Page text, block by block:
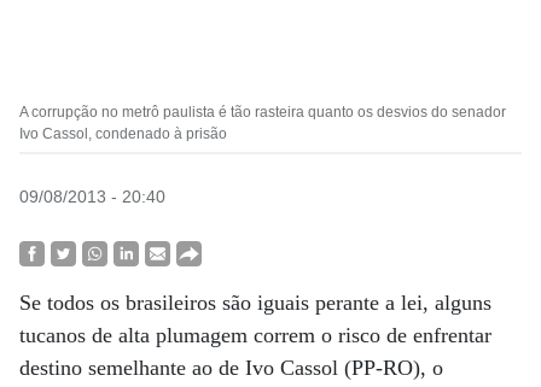
A corrupção no metrô paulista é tão rasteira quanto os desvios do senador
Ivo Cassol, condenado à prisão
09/08/2013 - 20:40
Se todos os brasileiros são iguais perante a lei, alguns
tucanos de alta plumagem correm o risco de enfrentar
destino semelhante ao de Ivo Cassol (PP-RO), o